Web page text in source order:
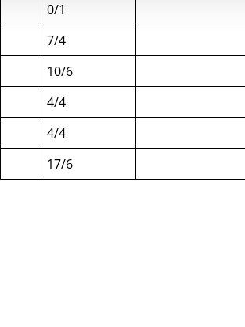
0/1
7/4
10/6
4/4
4/4
17/6